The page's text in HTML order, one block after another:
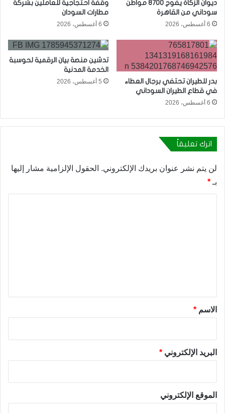
ديوان الزكاة يفوج 8700 مواطن
سوداني من القاهرة
6 أغسطس، 2026
وقفة احتجاجية للعاملين بشركة
مطارات السودان
6 أغسطس، 2026
بدر للطيران تحتفي برجال العطاء
في قطاع الطيران السوداني
6 أغسطس، 2026
تدشين منصة بيان الرقمية لحوسبة
الخدمة المدنية
5 أغسطس، 2026
اترك تعليقاً
لن يتم نشر عنوان بريدك الإلكتروني. الحقول الإلزامية مشار إليها
بـ *
*الاسم *
البريد الإلكتروني *
الموقع الإلكتروني